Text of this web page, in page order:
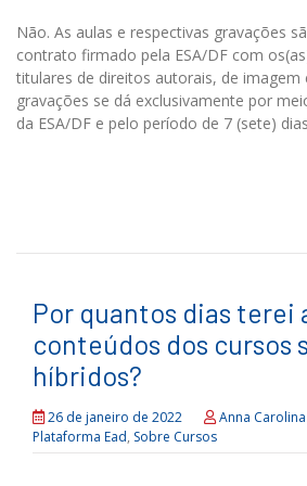
Não. As aulas e respectivas gravações
contrato firmado pela ESA/DF com
titulares de direitos autorais, de imagem
gravações se dá exclusivamente por
da ESA/DF e pelo período de 7 (sete)
Por quantos dias terei
conteúdos dos cursos
híbridos?
26 de janeiro de 2022 Anna Carolina
Plataforma Ead, Sobre Cursos